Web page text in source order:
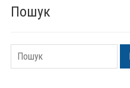
Пошук
Пошук